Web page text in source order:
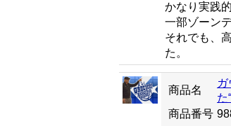
かなり実践
一部ゾーン
それでも、
た。
商品名
た
商品番号